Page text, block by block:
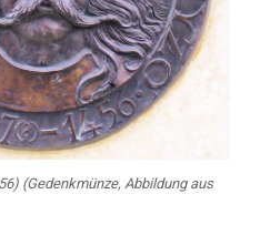
(Gedenkmünze, Abbildung aus